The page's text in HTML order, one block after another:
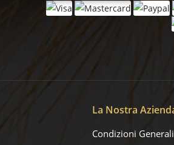
La Nostra
Condizioni